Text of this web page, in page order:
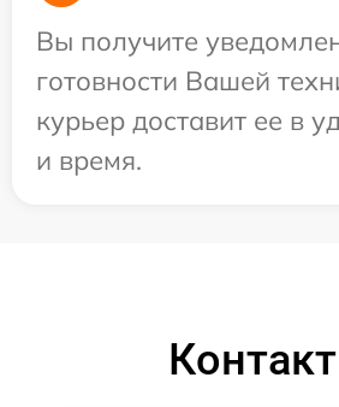
Вы получите
готовности Вашей
курьер доставит ее в
и время.